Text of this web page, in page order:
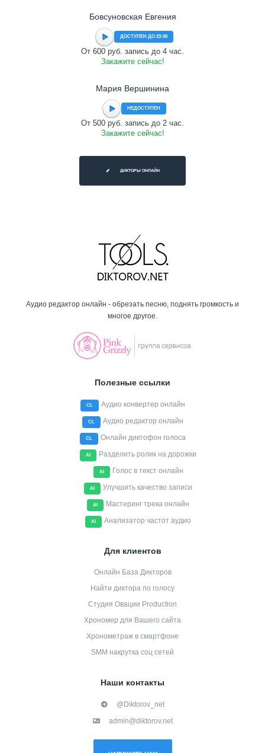
Бовсуновская Евгения
ДОСТУПЕН ДО 23:00
От 600 руб. запись до 4 час.
Закажите сейчас!
Мария Вершинина
НЕДОСТУПЕН
От 500 руб. запись до 2 час.
Закажите сейчас!
ДИКТОРЫ ОНЛАЙН
Аудио редактор онлайн - обрезать песню, поднять громкость и
многое другое.
Полезные ссылки
CL Аудио конвертер онлайн
CL Аудио редактор онлайн
CL Онлайн диктофон голоса
AI Разделить ролик на дорожки
AI Голос в текст онлайн
AI Улучшить качество записи
AI Мастеринг трека онлайн
AI Анализатор частот аудио
Для клиентов
Онлайн База Дикторов
Найти диктора по голосу
Студия Овации Production
Хрономер для Вашего сайта
Хронометраж в смартфоне
SMM накрутка соц сетей
Наши контакты
@Diktorov_net
admin@diktorov.net